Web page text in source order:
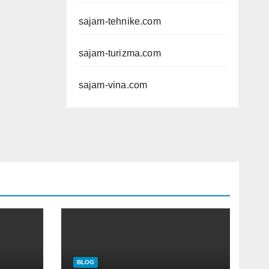
sajam-tehnike.com
sajam-turizma.com
sajam-vina.com
BLOG